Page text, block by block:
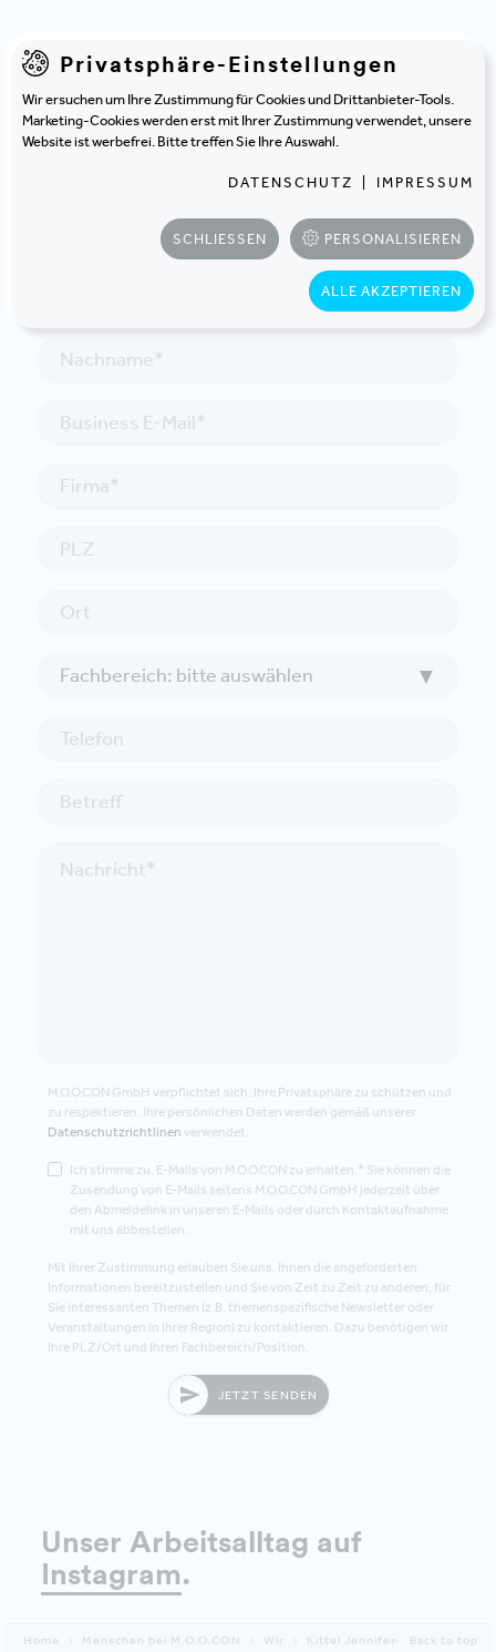
In Kontakt treten
M.O.O.CON GmbH verpflichtet sich, Ihre Privatsphäre zu schützen und
zu respektieren. Ihre persönlichen Daten werden gemäß unserer
Datenschutzrichtlinen verwendet.
Ich stimme zu, E-Mails von M.O.O.CON zu erhalten.* Sie können die
Zusendung von E-Mails seitens M.O.O.CON GmbH jederzeit über
den Abmeldelink in unseren E-Mails oder durch Kontaktaufnahme
mit uns abbestellen.
Mit Ihrer Zustimmung erlauben Sie uns, Ihnen die angeforderten
Informationen bereitzustellen und Sie von Zeit zu Zeit zu anderen, für
Sie interessanten Themen (z.B. themenspezifische Newsletter oder
Veranstaltungen in Ihrer Region) zu kontaktieren. Dazu benötigen wir
Ihre PLZ/Ort und Ihren Fachbereich/Position.
JETZT SENDEN
Unser Arbeitsalltag auf
Instagram.
Home Menschen bei M.O.O.CON Wir Kittel Jennifer Back to top
Privatsphäre-Einstellungen
Wir ersuchen um Ihre Zustimmung für Cookies und Drittanbieter-Tools.
Marketing-Cookies werden erst mit Ihrer Zustimmung verwendet, unsere
Website ist werbefrei. Bitte treffen Sie Ihre Auswahl.
DATENSCHUTZ IMPRESSUM
SCHLIESSEN PERSONALISIEREN
ALLE AKZEPTIEREN